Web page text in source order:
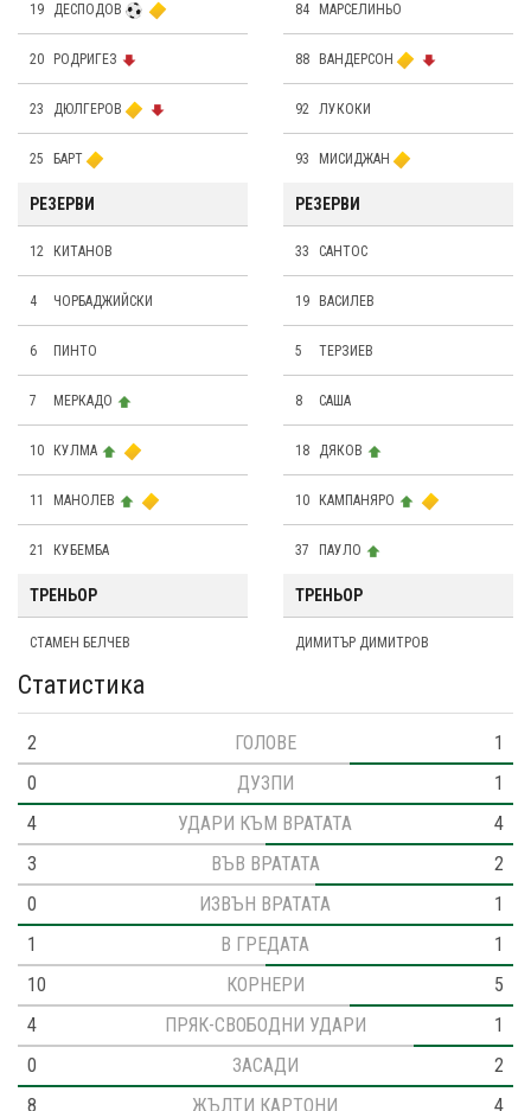
19 ДЕСПОДОВ
20 РОДРИГЕЗ
23 ДЮЛГЕРОВ
25 БАРТ
РЕЗЕРВИ
12 КИТАНОВ
4 ЧОРБАДЖИЙСКИ
6 ПИНТО
7 МЕРКАДО
10 КУЛМА
11 МАНОЛЕВ
21 КУБЕМБА
84 МАРСЕЛИНЬО
88 ВАНДЕРСОН
92 ЛУКОКИ
93 МИСИДЖАН
РЕЗЕРВИ
33 САНТОС
19 ВАСИЛЕВ
5 ТЕРЗИЕВ
8 САША
18 ДЯКОВ
10 КАМПАНЯРО
37 ПАУЛО
ТРЕНЬОР
СТАМЕН БЕЛЧЕВ
ТРЕНЬОР
ДИМИТЪР ДИМИТРОВ
Статистика
2 ГОЛОВЕ
1
0
ДУЗПИ
1
4
УДАРИ КЪМ ВРАТАТА
4
3
ВЪВ ВРАТАТА
2
0
ИЗВЪН ВРАТАТА
1
1
В ГРЕДАТА
1
10
КОРНЕРИ
5
4
ПРЯК-СВОБОДНИ УДАРИ
1
0
ЗАСАДИ
2
8
ЖЪЛТИ КАРТОНИ
4